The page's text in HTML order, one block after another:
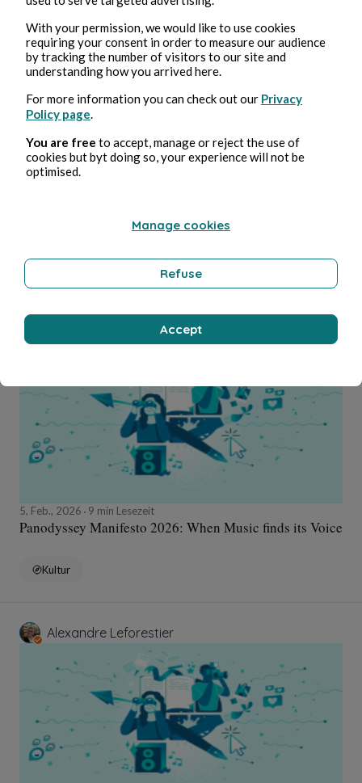
Veröffentlichungen in Panodyssey
Alexandre Leforestier
5, Feb., 2026 9 min Lesezeit
Panodyssey Manifesto 2026: When Music finds its Voice
Kultur
Alexandre Leforestier
With your permission, we would like to use cookies
requiring your consent in order to measure our audience
by tracking the number of visitors to our site and
understanding how you arrived here.
For more information you can check out our Privacy
Policy page
You are free to accept, manage or reject the use of
cookies but byt doing so, your experience will not be
optimised.
Manage cookies
Refuse
Accept